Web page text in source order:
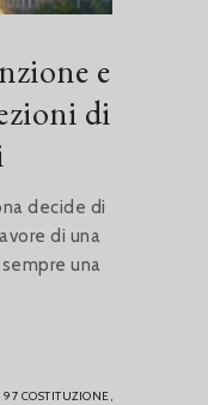
e
di
decide di
di una
una
97 COSTITUZIONE,